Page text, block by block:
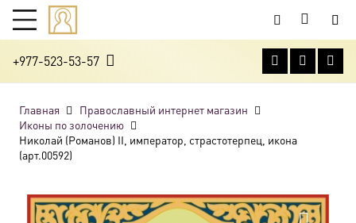
+977-523-53-57
Главная
Православный интернет магазин
Иконы по золочению
Николай (Романов) II, император, страстотерпец, икона
(арт.00592)